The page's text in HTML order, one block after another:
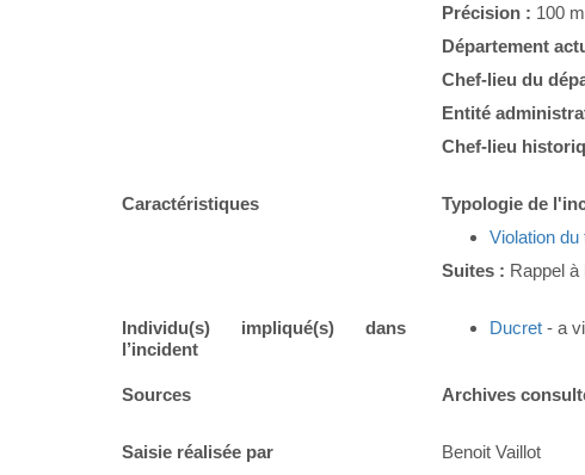
Précision : 100
Département
Chef-lieu du
Entité
Chef-lieu
Caractéristiques
Typologie de
Violation du
Suites : Rappel
Individu(s) impliqué(s) dans
l’incident
Ducret- a
Sources Archives
Saisie réalisée par Benoit Vaillot